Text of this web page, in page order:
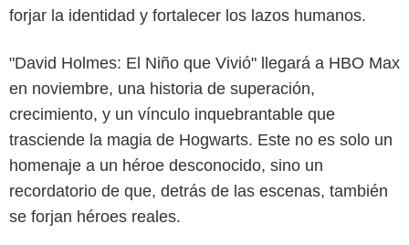
forjar la identidad y fortalecer los lazos humanos.
"David Holmes: El Niño que Vivió" llegará a HBO Max
en noviembre, una historia de superación,
crecimiento, y un vínculo inquebrantable que
trasciende la magia de Hogwarts. Este no es solo un
homenaje a un héroe desconocido, sino un
recordatorio de que, detrás de las escenas, también
se forjan héroes reales.